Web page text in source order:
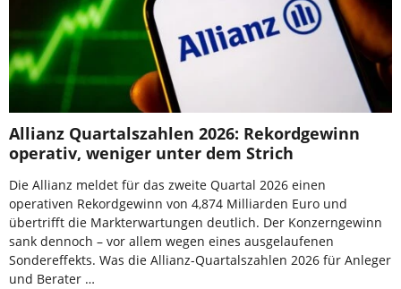
Allianz Quartalszahlen 2026: Rekordgewinn
operativ, weniger unter dem Strich
Die Allianz meldet für das zweite Quartal 2026 einen
operativen Rekordgewinn von 4,874 Milliarden Euro und
übertrifft die Markterwartungen deutlich. Der Konzerngewinn
sank dennoch – vor allem wegen eines ausgelaufenen
Sondereffekts. Was die Allianz-Quartalszahlen 2026 für Anleger
und Berater …